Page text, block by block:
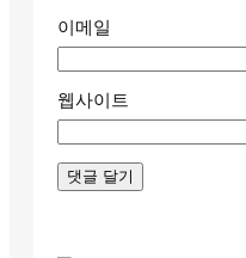
이메일
웹사이트